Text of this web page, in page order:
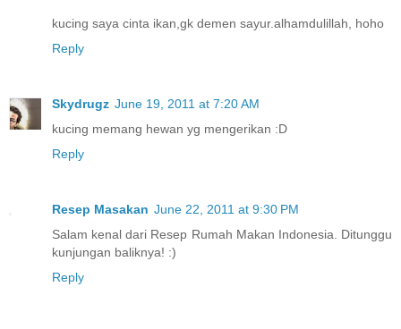
kucing saya cinta ikan,gk demen sayur.alhamdulillah, hoho
Reply
Skydrugz June 19, 2011 at 7:20 AM
kucing memang hewan yg mengerikan :D
Reply
Resep Masakan June 22, 2011 at 9:30 PM
Salam kenal dari Resep Rumah Makan Indonesia. Ditunggu
kunjungan baliknya! :)
Reply